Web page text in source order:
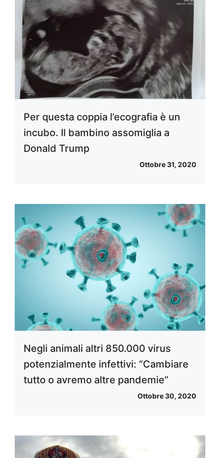
Per questa coppia l’ecografia è un
incubo. Il bambino assomiglia a
Donald Trump
Ottobre 31, 2020
Negli animali altri 850.000 virus
potenzialmente infettivi: “Cambiare
tutto o avremo altre pandemie”
Ottobre 30, 2020